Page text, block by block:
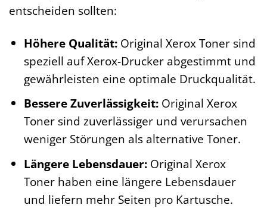
entscheiden sollten:
Höhere Qualität:Original Xerox Toner sind
speziell auf Xerox-Drucker abgestimmt und
gewährleisten eine optimale Druckqualität.
Bessere Zuverlässigkeit:Original Xerox
Toner sind zuverlässiger und verursachen
weniger Störungen als alternative Toner.
Längere Lebensdauer:Original Xerox
Toner haben eine längere Lebensdauer
und liefern mehr Seiten pro Kartusche.